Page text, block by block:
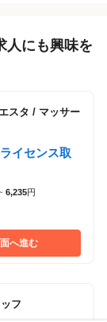
いる店舗
店舗
託
人にも興味を
スタ / マッサー
イセンス取
6,235円
へ進む
フ